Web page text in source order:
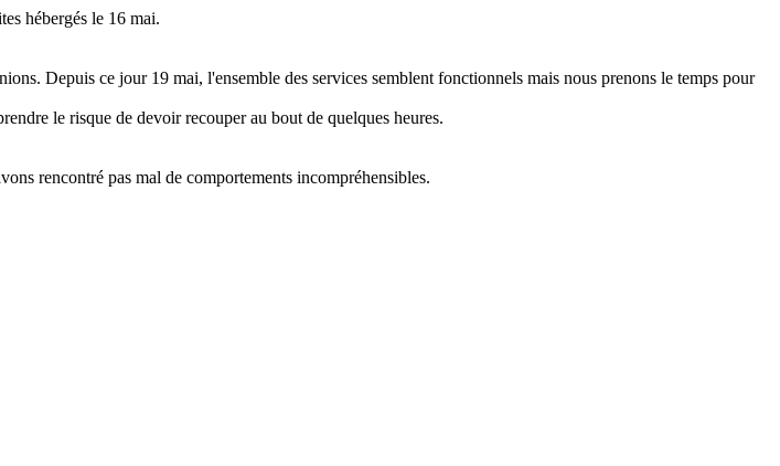
hébergés le 16 mai.
Depuis ce jour 19 mai, l'ensemble des services semblent fonctionnels mais nous prenons le temps pour
le risque de devoir recouper au bout de quelques heures.
rencontré pas mal de comportements incompréhensibles.